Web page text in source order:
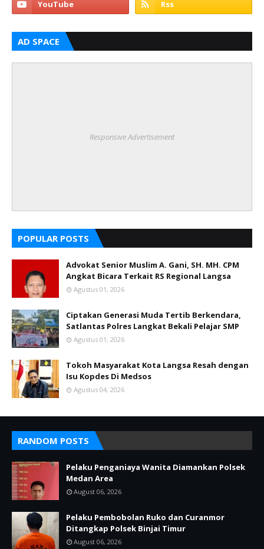
AD SPACE
Responsive Advertisement
POPULAR POSTS
Advokat Senior Muslim A. Gani, SH. MH. CPM
Angkat Bicara Terkait RS Regional Langsa
Agustus 01, 2026
Ciptakan Generasi Muda Tertib Berkendara,
Satlantas Polres Langkat Bekali Pelajar SMP
Agustus 01, 2026
Tokoh Masyarakat Kota Langsa Resah dengan
Isu Kopdes Di Medsos
Agustus 04, 2026
RANDOM POSTS
Pelaku Penganiaya Wanita Diamankan Polsek
Medan Area
August 06, 2026
Pelaku Pembobolan Ruko dan Curanmor
Ditangkap Polsek Binjai Timur
August 06, 2026